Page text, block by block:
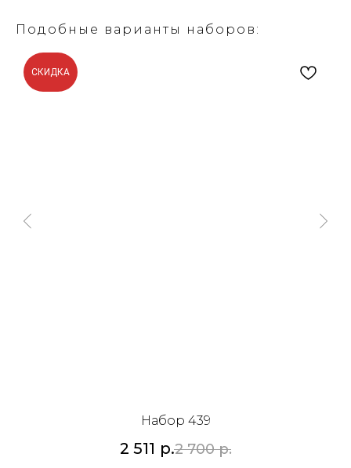
Подобные варианты наборов:
СКИДКА
Набор 439
2 511 р.2 700 р.